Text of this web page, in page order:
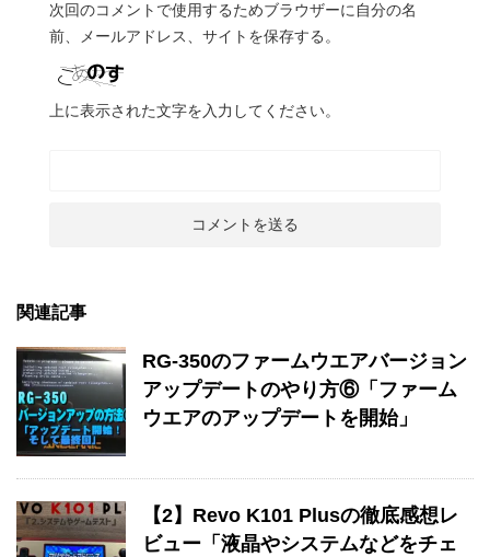
次回のコメントで使用するためブラウザーに自分の名
前、メールアドレス、サイトを保存する。
上に表示された文字を入力してください。
関連記事
RG-350のファームウエアバージョン
アップデートのやり方⑥「ファーム
ウエアのアップデートを開始」
【2】Revo K101 Plusの徹底感想レ
ビュー「液晶やシステムなどをチェ